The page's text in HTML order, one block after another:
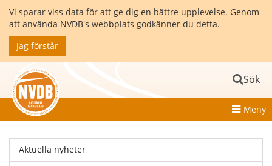
Vi sparar viss data för att ge dig en bättre upplevelse. Genom
att använda NVDB's webbplats godkänner du detta.
Jag förstår
Sök
Meny
Aktuella nyheter